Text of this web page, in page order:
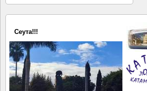
Сеута!!!